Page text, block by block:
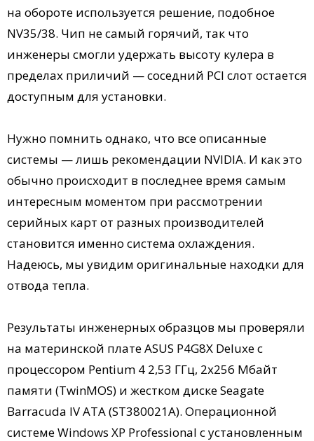
на обороте используется решение, подобное
NV35/38. Чип не самый горячий, так что
инженеры смогли удержать высоту кулера в
пределах приличий — соседний PCI слот остается
доступным для установки.
Нужно помнить однако, что все описанные
системы — лишь рекомендации NVIDIA. И как это
обычно происходит в последнее время самым
интересным моментом при рассмотрении
серийных карт от разных производителей
становится именно система охлаждения.
Надеюсь, мы увидим оригинальные находки для
отвода тепла.
Результаты инженерных образцов мы проверяли
на материнской плате ASUS P4G8X Deluxe с
процессором Pentium 4 2,53 ГГц, 2х256 Мбайт
памяти (TwinMOS) и жестком диске Seagate
Barracuda IV ATA (ST380021A). Операционной
системе Windows XP Professional с установленным